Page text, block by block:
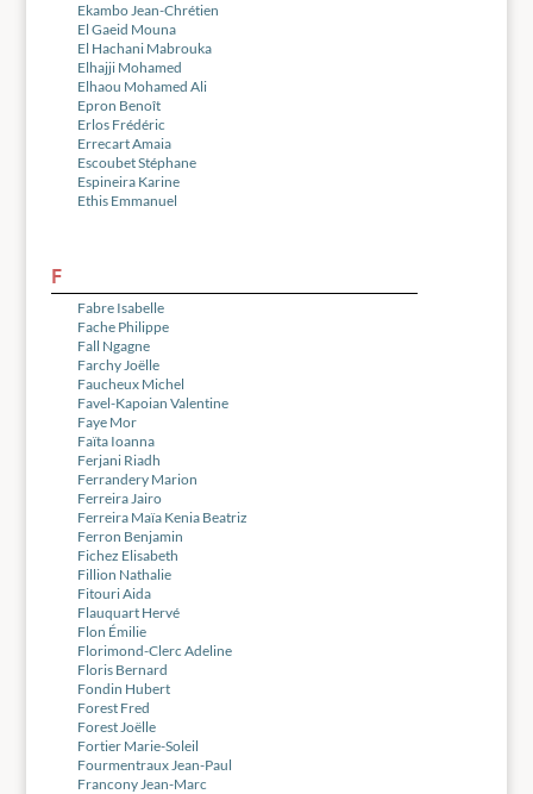
Ekambo Jean-Chrétien
El Gaeid Mouna
El Hachani Mabrouka
Elhajji Mohamed
Elhaou Mohamed Ali
Epron Benoît
Erlos Frédéric
Errecart Amaia
Escoubet Stéphane
Espineira Karine
Ethis Emmanuel
F
Fabre Isabelle
Fache Philippe
Fall Ngagne
Farchy Joëlle
Faucheux Michel
Favel-Kapoian Valentine
Faye Mor
Faïta Ioanna
Ferjani Riadh
Ferrandery Marion
Ferreira Jairo
Ferreira Maïa Kenia Beatriz
Ferron Benjamin
Fichez Elisabeth
Fillion Nathalie
Fitouri Aida
Flauquart Hervé
Flon Émilie
Florimond-Clerc Adeline
Floris Bernard
Fondin Hubert
Forest Fred
Forest Joëlle
Fortier Marie-Soleil
Fourmentraux Jean-Paul
Francony Jean-Marc